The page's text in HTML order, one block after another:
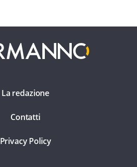
La redazione
Contatti
Privacy Policy